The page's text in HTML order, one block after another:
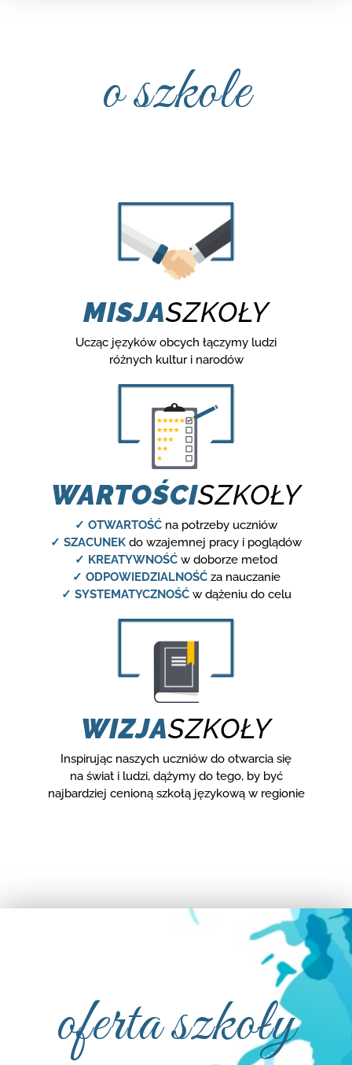
o szkole
MISJASZKOŁY
Ucząc języków obcych łączymy ludzi
różnych kultur i narodów
WARTOŚCISZKOŁY
✓ OTWARTOŚĆ na potrzeby uczniów
✓ SZACUNEK do wzajemnej pracy i poglądów
✓ KREATYWNOŚĆ w doborze metod
✓ ODPOWIEDZIALNOŚĆza nauczanie
✓ SYSTEMATYCZNOŚĆw dążeniu do celu
WIZJASZKOŁY
Inspirując naszych uczniów do otwarcia się
na świat i ludzi, dążymy do tego, by być
najbardziej cenioną szkołą językową w regionie
oferta szkoły